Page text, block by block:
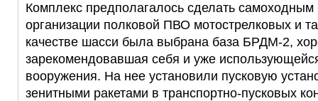
Комплекс предполагалось сделать самоходным
организации полковой ПВО мотострелковых и
качестве шасси была выбрана база БРДМ-2,
зарекомендовавшая себя и уже
вооружения. На нее установили пусковую
зенитными ракетами в транспортно-пусковых